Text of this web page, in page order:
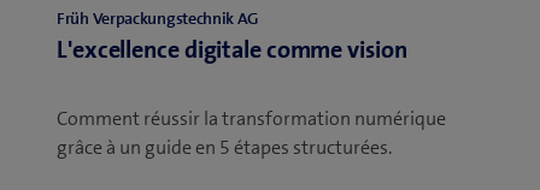
Früh Verpackungstechnik AG
L'excellence digitale comme vision
Comment réussir la transformation numérique
grâce à un guide en 5 étapes structurées.